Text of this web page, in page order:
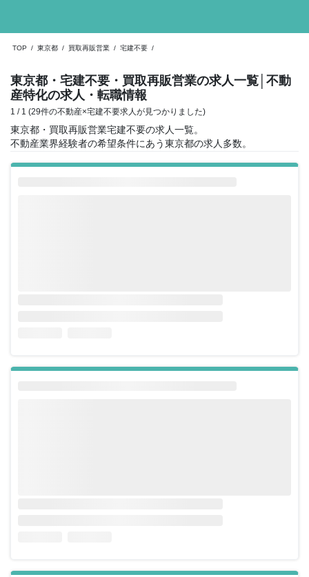
TOP / 東京都 / 買取再販営業 / 宅建不要 /
東京都・宅建不要・買取再販営業の求人一覧 │不動
産特化の求人・転職情報
1 / 1 (29件の不動産×宅建不要求人が見つかりました)
東京都・買取再販営業宅建不要の求人一覧。
不動産業界経験者の希望条件にあう東京都の求人多数。